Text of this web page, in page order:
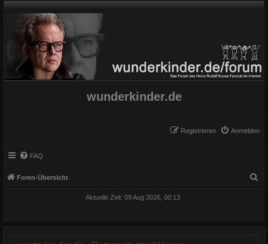
wunderkinder.de
Anmelden
Registrieren
FAQ
Foren-Übersicht
Aktuelle Zeit: 09 Aug 2026, 00:13